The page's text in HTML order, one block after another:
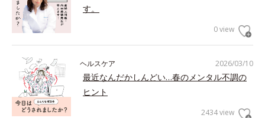
す。
0 view
2026/03/10
ヘルスケア
最近なんだかしんどい…春のメンタル不調の
ヒント
2434 view